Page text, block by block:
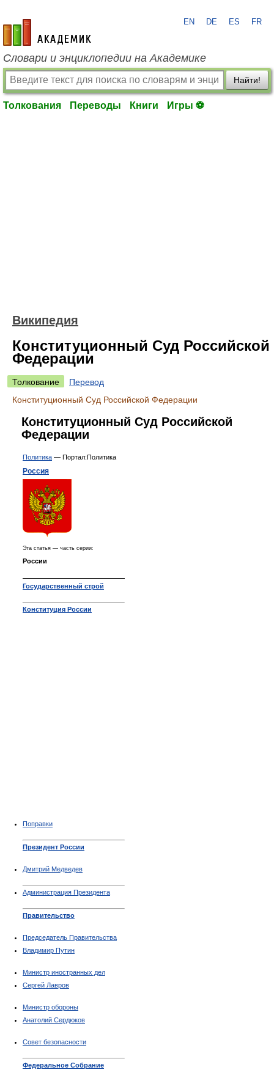
academic.ru
EN DE ES FR
Словари и энциклопедии на Академике
Найти!
Толкования Переводы Книги Игры ⚽
Википедия
Конституционный Суд Российской
Федерации
Толкование
Перевод
Конституционный Суд Российской Федерации
Конституционный Суд Российской
Федерации
Политика — Портал:Политика
Россия
Эта статья — часть серии:
России
Государственный строй
Конституция России
Поправки
Президент России
Дмитрий Медведев
Администрация Президента
Правительство
Председатель Правительства
Владимир Путин
Министр иностранных дел
Сергей Лавров
Министр обороны
Анатолий Сердюков
Совет безопасности
Федеральное Собрание